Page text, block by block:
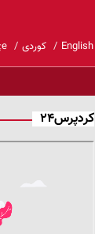
English کوردی
کردپرس۲۴